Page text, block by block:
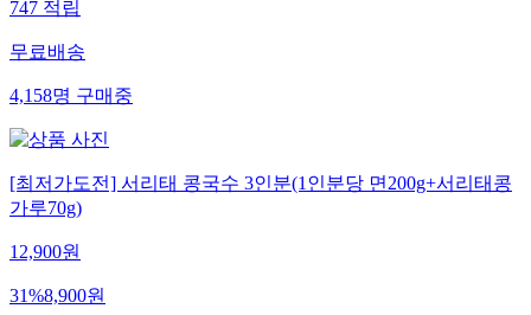
747적립
무료배송
4,158명구매중
[최저가도전] 서리태 콩국수 3인분(1인분당 면200g+서리태콩
가루70g)
12,900원
31%8,900원